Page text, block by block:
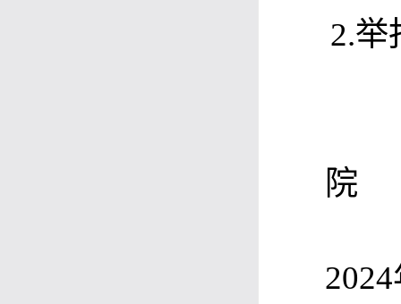
2.举
院
2024